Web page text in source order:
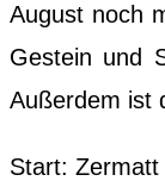
August noch
Gestein und
Außerdem ist
Start: Zermatt